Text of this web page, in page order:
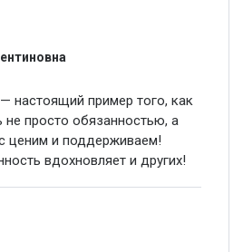
настоящий пример того, как
просто обязанностью, а
ценим и поддерживаем!
вдохновляет и других!